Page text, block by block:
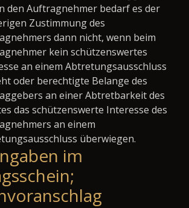
den Auftragnehmer bedarf es der
Zustimmung des
dann nicht, wenn beim
kein schützenswertes
an einem Abtretungsausschluss
oder berechtigte Belange des
an einer Abtretbarkeit des
das schützenswerte Interesse des
an einem
überwiegen.
im